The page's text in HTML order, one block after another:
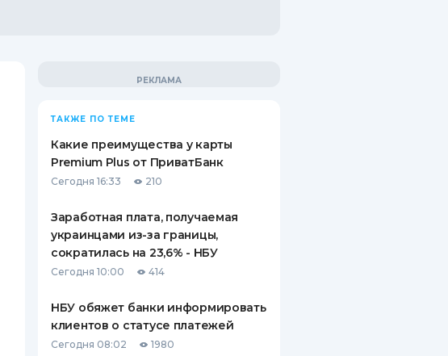
ТАКЖЕ ПО ТЕМЕ
Какие преимущества у карты
Premium Plus от ПриватБанк
Сегодня 16:33 210
Заработная плата, получаемая
украинцами из-за границы,
сократилась на 23,6% - НБУ
Сегодня 10:00 414
НБУ обяжет банки информировать
клиентов о статусе платежей
Сегодня 08:02 1980